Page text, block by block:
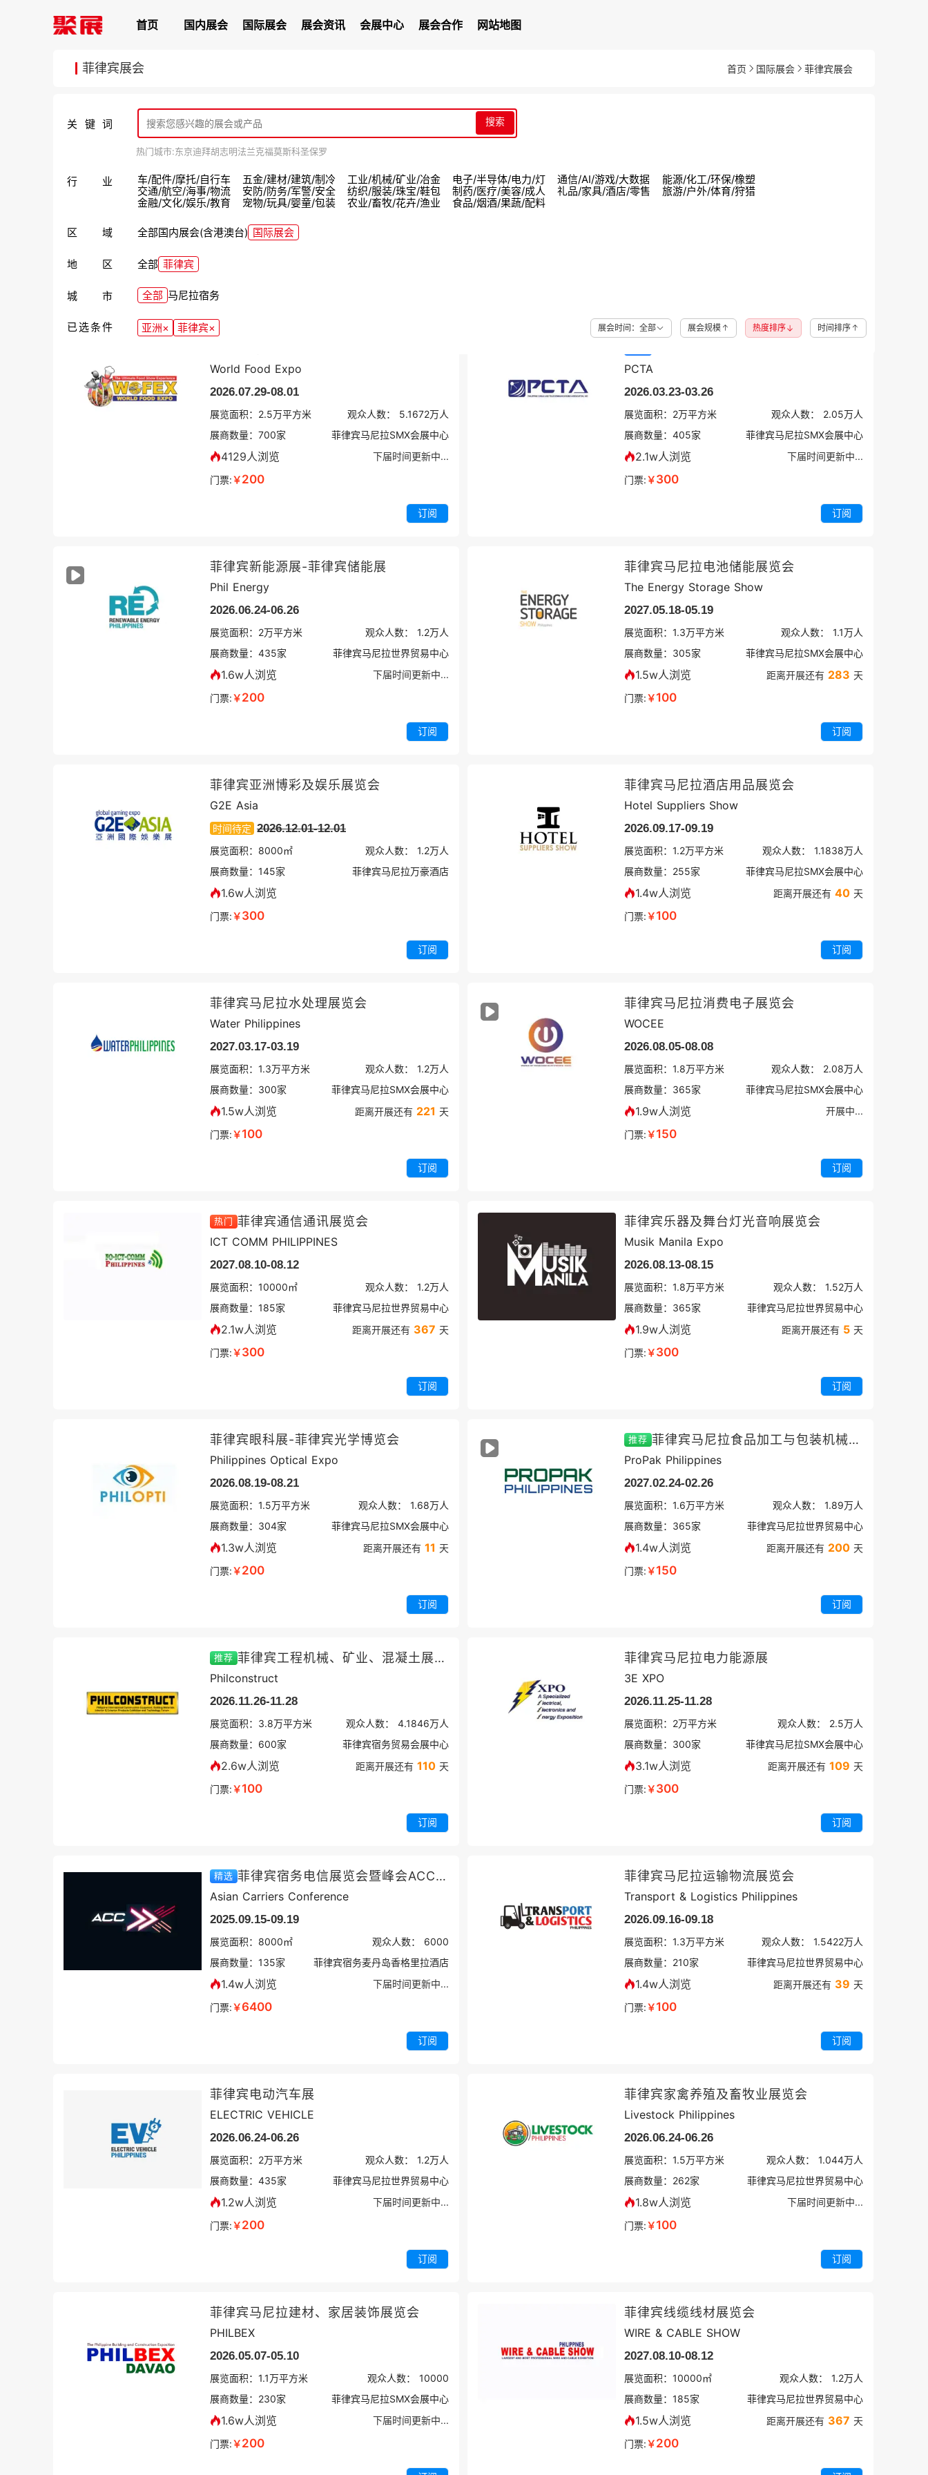
首页 国内展会 国际展会 展会资讯 会展中心 展会合作 网站地图
菲律宾展会 首页 国际展会 菲律宾展会
World Food Expo
2026.07.29-08.01
展览面积： 2.5万平方米 观众人数： 5.1672万人
展商数量： 700家 菲律宾马尼拉SMX会展中心
4129人浏览
下届时间更新中...
门票:￥200
订阅
PCTA
2026.03.23-03.26
展览面积： 2万平方米 观众人数： 2.05万人
展商数量： 405家 菲律宾马尼拉SMX会展中心
2.1w人浏览
下届时间更新中...
门票:￥300
订阅
菲律宾新能源展-菲律宾储能展
Phil Energy
2026.06.24-06.26
展览面积： 2万平方米 观众人数： 1.2万人
展商数量： 435家 菲律宾马尼拉世界贸易中心
1.6w人浏览
下届时间更新中...
门票:￥200
订阅
菲律宾马尼拉电池储能展览会
The Energy Storage Show
2027.05.18-05.19
展览面积： 1.3万平方米 观众人数： 1.1万人
展商数量： 305家 菲律宾马尼拉SMX会展中心
1.5w人浏览 距离开展还有 283 天
门票:￥100
订阅
菲律宾亚洲博彩及娱乐展览会
G2E Asia
时间待定 2026.12.01-12.01
展览面积： 8000㎡ 观众人数： 1.2万人
展商数量： 145家 菲律宾马尼拉万豪酒店
1.6w人浏览
门票:￥300
订阅
菲律宾马尼拉酒店用品展览会
Hotel Suppliers Show
2026.09.17-09.19
展览面积： 1.2万平方米 观众人数： 1.1838万人
展商数量： 255家 菲律宾马尼拉SMX会展中心
1.4w人浏览 距离开展还有 40 天
门票:￥100
订阅
菲律宾马尼拉水处理展览会
Water Philippines
2027.03.17-03.19
展览面积： 1.3万平方米 观众人数： 1.2万人
展商数量： 300家 菲律宾马尼拉SMX会展中心
1.5w人浏览 距离开展还有 221 天
门票:￥100
订阅
菲律宾马尼拉消费电子展览会
WOCEE
2026.08.05-08.08
展览面积： 1.8万平方米 观众人数： 2.08万人
展商数量： 365家 菲律宾马尼拉SMX会展中心
1.9w人浏览
开展中...
门票:￥150
订阅
热门 菲律宾通信通讯展览会
ICT COMM PHILIPPINES
2027.08.10-08.12
展览面积： 10000㎡ 观众人数： 1.2万人
展商数量： 185家 菲律宾马尼拉世界贸易中心
2.1w人浏览 距离开展还有 367 天
门票:￥300
订阅
菲律宾乐器及舞台灯光音响展览会
Musik Manila Expo
2026.08.13-08.15
展览面积： 1.8万平方米 观众人数： 1.52万人
展商数量： 365家 菲律宾马尼拉世界贸易中心
1.9w人浏览 距离开展还有 5 天
门票:￥300
订阅
菲律宾眼科展-菲律宾光学博览会
Philippines Optical Expo
2026.08.19-08.21
展览面积： 1.5万平方米 观众人数： 1.68万人
展商数量： 304家 菲律宾马尼拉SMX会展中心
1.3w人浏览 距离开展还有 11 天
门票:￥200
订阅
推荐 菲律宾马尼拉食品加工与包装机械展览会
ProPak Philippines
2027.02.24-02.26
展览面积： 1.6万平方米 观众人数： 1.89万人
展商数量： 365家 菲律宾马尼拉世界贸易中心
1.4w人浏览 距离开展还有 200 天
门票:￥150
订阅
推荐 菲律宾工程机械、矿业、混凝土展览会
Philconstruct
2026.11.26-11.28
展览面积： 3.8万平方米 观众人数： 4.1846万人
展商数量： 600家 菲律宾宿务贸易会展中心
2.6w人浏览 距离开展还有 110 天
门票:￥100
订阅
菲律宾马尼拉电力能源展
3E XPO
2026.11.25-11.28
展览面积： 2万平方米 观众人数： 2.5万人
展商数量： 300家 菲律宾马尼拉SMX会展中心
3.1w人浏览 距离开展还有 109 天
门票:￥300
订阅
精选 菲律宾宿务电信展览会暨峰会ACC CEBU
Asian Carriers Conference
2025.09.15-09.19
展览面积： 8000㎡ 观众人数： 6000
展商数量： 135家 菲律宾宿务麦丹岛香格里拉酒店
1.4w人浏览
下届时间更新中...
门票:￥6400
订阅
菲律宾马尼拉运输物流展览会
Transport & Logistics Philippines
2026.09.16-09.18
展览面积： 1.3万平方米 观众人数： 1.5422万人
展商数量： 210家 菲律宾马尼拉世界贸易中心
1.4w人浏览 距离开展还有 39 天
门票:￥100
订阅
菲律宾电动汽车展
ELECTRIC VEHICLE
2026.06.24-06.26
展览面积： 2万平方米 观众人数： 1.2万人
展商数量： 435家 菲律宾马尼拉世界贸易中心
1.2w人浏览
下届时间更新中...
门票:￥200
订阅
菲律宾家禽养殖及畜牧业展览会
Livestock Philippines
2026.06.24-06.26
展览面积： 1.5万平方米 观众人数： 1.044万人
展商数量： 262家 菲律宾马尼拉世界贸易中心
1.8w人浏览
下届时间更新中...
门票:￥100
订阅
菲律宾马尼拉建材、家居装饰展览会
PHILBEX
2026.05.07-05.10
展览面积： 1.1万平方米 观众人数： 10000
展商数量： 230家 菲律宾马尼拉SMX会展中心
1.6w人浏览
下届时间更新中...
门票:￥200
菲律宾线缆线材展览会
WIRE & CABLE SHOW
2027.08.10-08.12
展览面积： 10000㎡ 观众人数： 1.2万人
展商数量： 185家 菲律宾马尼拉世界贸易中心
1.5w人浏览 距离开展还有 367 天
门票:￥200
关键词 搜索
热门城市:东京迪拜胡志明法兰克福莫斯科圣保罗
行业 车/配件/摩托/自行车 五金/建材/建筑/制冷 工业/机械/矿业/冶金 电子/半导体/电力/灯 通信/AI/游戏/大数据
能源/化工/环保/橡塑
交通/航空/海事/物流
安防/防务/军警/安全 纺织/服装/珠宝/鞋包 制药/医疗/美容/成人 礼品/家具/酒店/零售
旅游/户外/体育/狩猎
金融/文化/娱乐/教育
宠物/玩具/婴童/包装 农业/畜牧/花卉/渔业 食品/烟酒/果蔬/配料
区域 全部国内展会(含港澳台) 国际展会
地区 全部 菲律宾
城市 全部 马尼拉‌‌宿务
已选条件 亚洲× 菲律宾× 展会时间：全部 展会规模 热度排序 时间排序